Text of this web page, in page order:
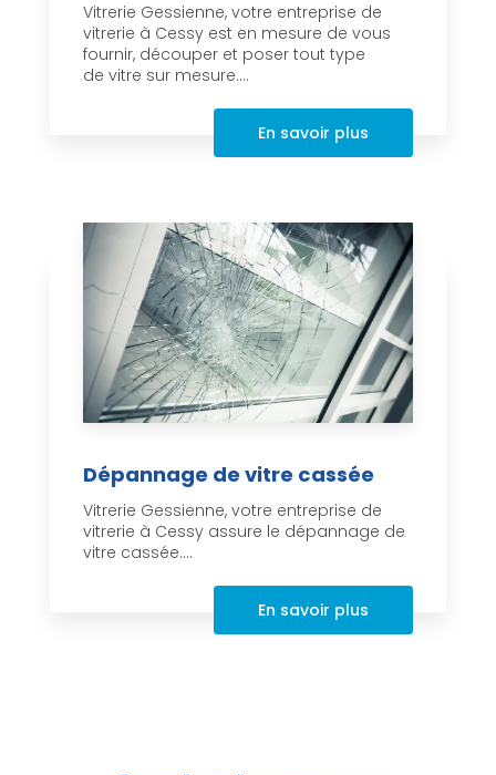
Vitrerie Gessienne, votre entreprise de
vitrerie à Cessy est en mesure de vous
fournir, découper et poser tout type
de vitre sur mesure....
En savoir plus
Dépannage de vitre cassée
Vitrerie Gessienne, votre entreprise de
vitrerie à Cessy assure le dépannage de
vitre cassée....
En savoir plus